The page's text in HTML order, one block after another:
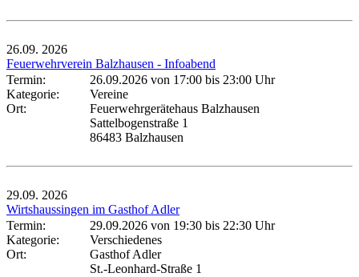
26.09. 2026
Feuerwehrverein Balzhausen - Infoabend
Termin:
26.09.2026 von 17:00 bis 23:00 Uhr
Kategorie:
Vereine
Ort:
Feuerwehrgerätehaus Balzhausen
Sattelbogenstraße 1
86483 Balzhausen
29.09. 2026
Wirtshaussingen im Gasthof Adler
Termin:
29.09.2026 von 19:30 bis 22:30 Uhr
Kategorie:
Verschiedenes
Ort:
Gasthof Adler
St.-Leonhard-Straße 1